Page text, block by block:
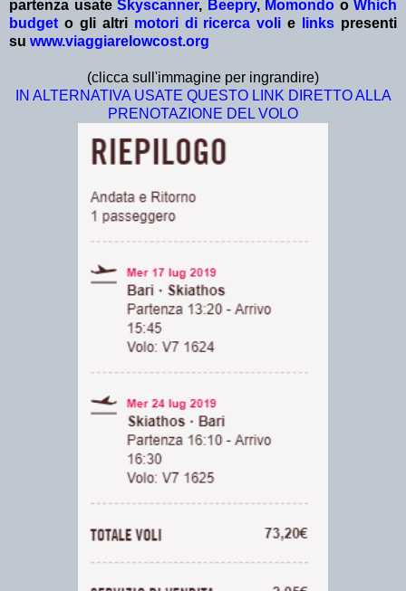
partenza usate Skyscanner, Beepry, Momondo o Which
budget o gli altri motori di ricerca voli e links presenti
su www.viaggiarelowcost.org
(clicca sull'immagine per ingrandire)
IN ALTERNATIVA USATE QUESTO LINK DIRETTO ALLA
PRENOTAZIONE DEL VOLO